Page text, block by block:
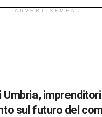
ADVERTISEMENT
Umbria,
sul futuro del